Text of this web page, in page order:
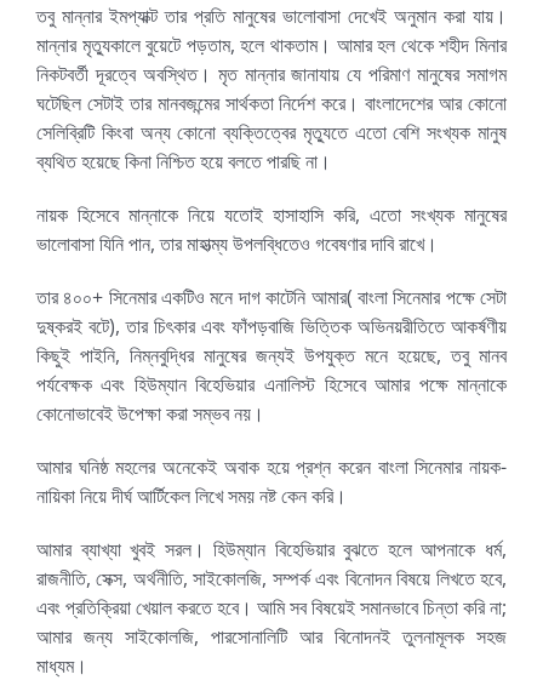
তবু মান্নার ইমপ্যাক্ট তার প্রতি মানুষের ভালোবাসা দেখেই অনুমান করা যায়।
মান্নার মৃত্যুকালে বুয়েটে পড়তাম, হলে থাকতাম। আমার হল থেকে শহীদ মিনার
নিকটবর্তী দূরত্বে অবস্থিত। মৃত মান্নার জানাযায় যে পরিমাণ মানুষের সমাগম
ঘটেছিল সেটাই তার মানবজন্মের সার্থকতা নির্দেশ করে। বাংলাদেশের আর কোনো
সেলিব্রিটি কিংবা অন্য কোনো ব্যক্তিত্বের মৃত্যুতে এতো বেশি সংখ্যক মানুষ
ব্যথিত হয়েছে কিনা নিশ্চিত হয়ে বলতে পারছি না।
নায়ক হিসেবে মান্নাকে নিয়ে যতোই হাসাহাসি করি, এতো সংখ্যক মানুষের
ভালোবাসা যিনি পান, তার মাহাত্ম্য উপলব্ধিতেও গবেষণার দাবি রাখে।
তার ৪০০+ সিনেমার একটিও মনে দাগ কাটেনি আমার( বাংলা সিনেমার পক্ষে সেটা
দুষ্করই বটে), তার চিৎকার এবং ফাঁপড়বাজি ভিত্তিক অভিনয়রীতিতে আকর্ষণীয়
কিছুই পাইনি, নিম্নবুদ্ধির মানুষের জন্যই উপযুক্ত মনে হয়েছে, তবু মানব
পর্যবেক্ষক এবং হিউম্যান বিহেভিয়ার এনালিস্ট হিসেবে আমার পক্ষে মান্নাকে
কোনোভাবেই উপেক্ষা করা সম্ভব নয়।
আমার ঘনিষ্ঠ মহলের অনেকেই অবাক হয়ে প্রশ্ন করেন বাংলা সিনেমার নায়ক-
নায়িকা নিয়ে দীর্ঘ আর্টিকেল লিখে সময় নষ্ট কেন করি।
আমার ব্যাখ্যা খুবই সরল। হিউম্যান বিহেভিয়ার বুঝতে হলে আপনাকে ধর্ম,
রাজনীতি, সেক্স, অর্থনীতি, সাইকোলজি, সম্পর্ক এবং বিনোদন বিষয়ে লিখতে হবে,
এবং প্রতিক্রিয়া খেয়াল করতে হবে। আমি সব বিষয়েই সমানভাবে চিন্তা করি না;
আমার জন্য সাইকোলজি, পারসোনালিটি আর বিনোদনই তুলনামূলক সহজ
মাধ্যম।